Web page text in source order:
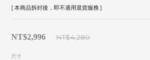
[ 本商品拆封後，即不適用退貨服務 ]
NT$2,996 NT$4,280
尺寸